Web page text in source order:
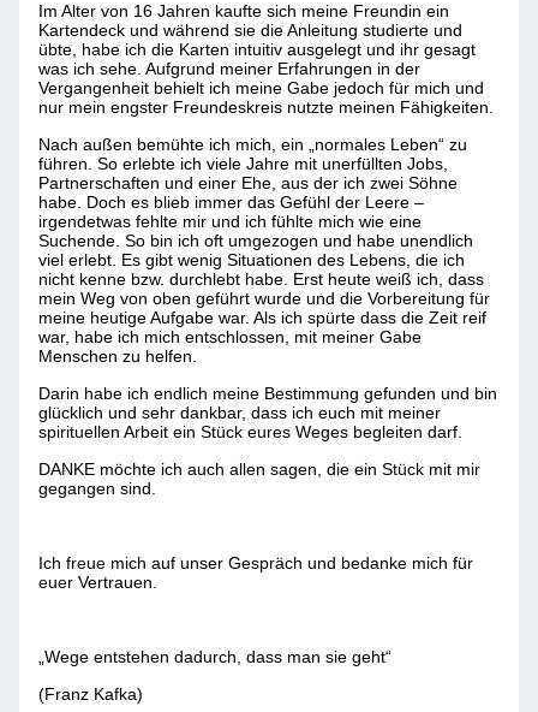
Im Alter von 16 Jahren kaufte sich meine Freundin ein
Kartendeck und während sie die Anleitung studierte und
übte, habe ich die Karten intuitiv ausgelegt und ihr gesagt
was ich sehe. Aufgrund meiner Erfahrungen in der
Vergangenheit behielt ich meine Gabe jedoch für mich und
nur mein engster Freundeskreis nutzte meinen Fähigkeiten.
Nach außen bemühte ich mich, ein „normales Leben“ zu
führen. So erlebte ich viele Jahre mit unerfüllten Jobs,
Partnerschaften und einer Ehe, aus der ich zwei Söhne
habe. Doch es blieb immer das Gefühl der Leere –
irgendetwas fehlte mir und ich fühlte mich wie eine
Suchende. So bin ich oft umgezogen und habe unendlich
viel erlebt. Es gibt wenig Situationen des Lebens, die ich
nicht kenne bzw. durchlebt habe. Erst heute weiß ich, dass
mein Weg von oben geführt wurde und die Vorbereitung für
meine heutige Aufgabe war. Als ich spürte dass die Zeit reif
war, habe ich mich entschlossen, mit meiner Gabe
Menschen zu helfen.
Darin habe ich endlich meine Bestimmung gefunden und bin
glücklich und sehr dankbar, dass ich euch mit meiner
spirituellen Arbeit ein Stück eures Weges begleiten darf.
DANKE möchte ich auch allen sagen, die ein Stück mit mir
gegangen sind.
Ich freue mich auf unser Gespräch und bedanke mich für
euer Vertrauen.
„Wege entstehen dadurch, dass man sie geht“
(Franz Kafka)